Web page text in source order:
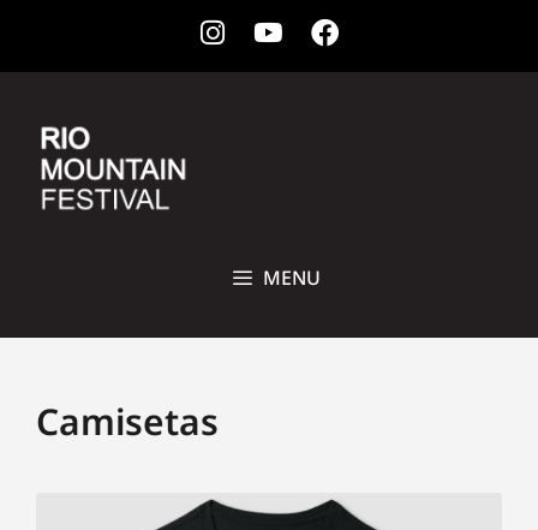
Instagram
YoutubeFacebook
MENU
Camisetas